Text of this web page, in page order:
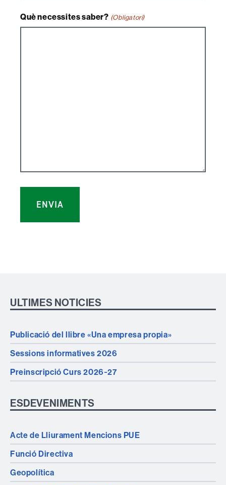
Què necessites saber? (Obligatori)
ULTIMES NOTICIES
Publicació del llibre «Una empresa propia»
Sessions informatives 2026
Preinscripció Curs 2026‑27
ESDEVENIMENTS
Acte de Lliurament Mencions PUE
Funció Directiva
Geopolítica